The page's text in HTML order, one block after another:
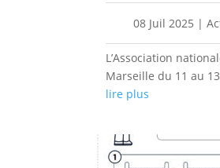
08 Juil 2025 |
L’Association
Marseille du 11 au
lire plus